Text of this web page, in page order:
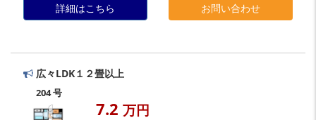
詳細はこちら お問い合わせ
広々LDK１２畳以上
204 号
7.2 万円